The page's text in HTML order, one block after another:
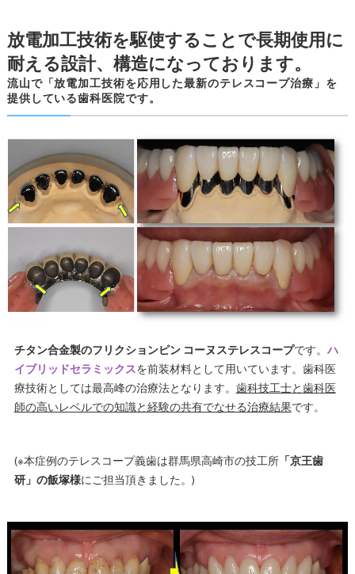
流山で「放電加工技術を応用した最新のテレスコープ治療」を
提供している歯科医院です。
放電加工技術を駆使することで長期使用に
耐える設計、構造になっております。
チタン合金製のフリクションピン コーヌステレスコープです。 ハ
イブリッドセラミックスを前装材料として用いています。歯科医
療技術としては最高峰の治療法となります。歯科技工士と歯科医
師の高いレベルでの知識と経験の共有でなせる治療結果です。
(※本症例のテレスコープ義歯は群馬県高崎市の技工所「京王歯
研」の飯塚様にご担当頂きました。)